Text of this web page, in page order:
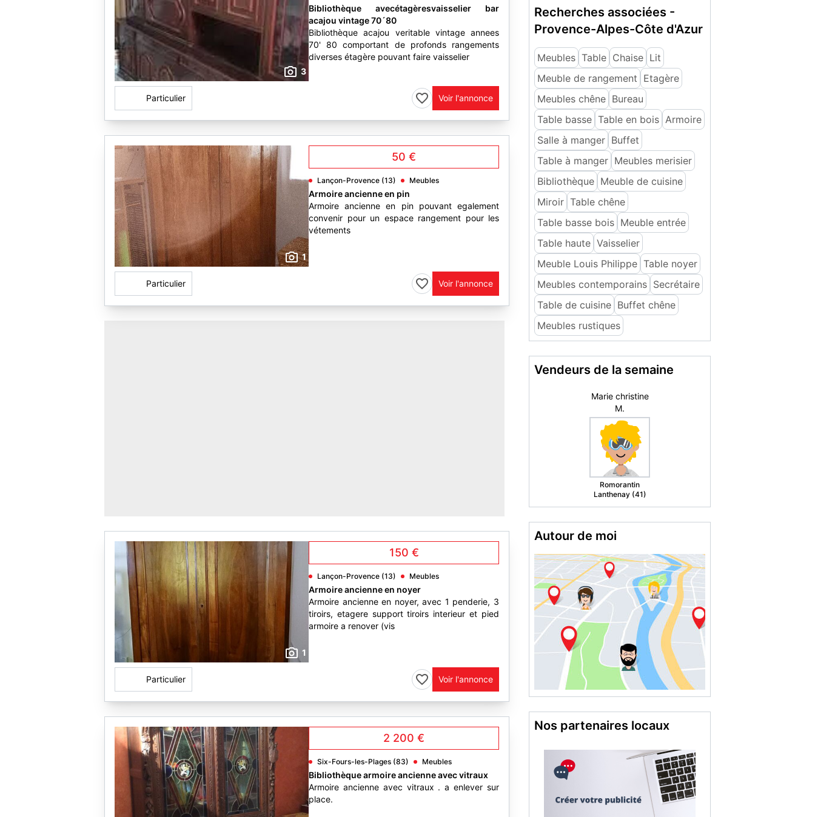
3
Bibliothèque avecétagèresvaisselier bar
acajou vintage 70´80
Bibliothèque acajou veritable vintage annees
70' 80 comportant de profonds rangements
diverses étagère pouvant faire vaisselier
Particulier Voir l'annonce
1
50 €
Lançon-Provence (13) Meubles
Armoire ancienne en pin
Armoire ancienne en pin pouvant egalement
convenir pour un espace rangement pour les
vétements
Particulier Voir l'annonce
1
150 €
Lançon-Provence (13) Meubles
Armoire ancienne en noyer
Armoire ancienne en noyer, avec 1 penderie, 3
tiroirs, etagere support tiroirs interieur et pied
armoire a renover (vis
Particulier Voir l'annonce
2 200 €
Six-Fours-les-Plages (83) Meubles
Bibliothèque armoire ancienne avec vitraux
Armoire ancienne avec vitraux . a enlever sur
place.
Recherches associées -
Provence-Alpes-Côte d'Azur
Meubles Table Chaise Lit
Meuble de rangement Etagère
Meubles chêne Bureau
Table basse Table en bois Armoire
Salle à manger Buffet
Table à manger Meubles merisier
Bibliothèque Meuble de cuisine
Miroir Table chêne
Table basse bois Meuble entrée
Table haute Vaisselier
Meuble Louis Philippe Table noyer
Meubles contemporains Secrétaire
Table de cuisine Buffet chêne
Meubles rustiques
Vendeurs de la semaine
Mickael S.
Dieuze (57)
Autour de moi
Nos partenaires locaux